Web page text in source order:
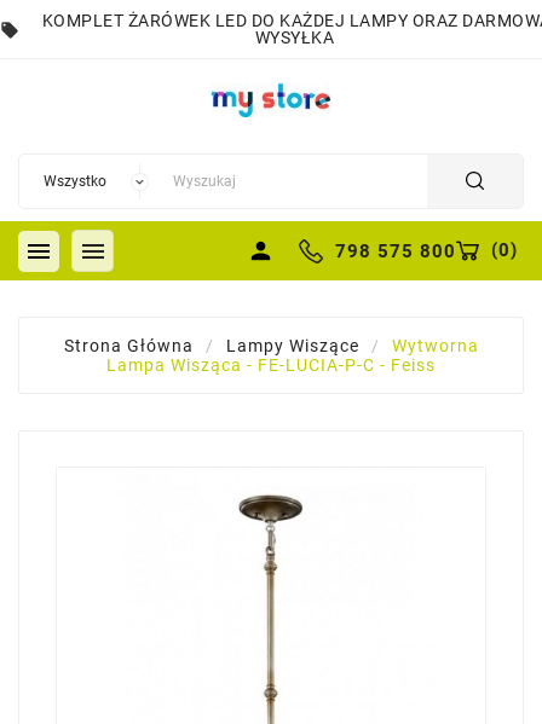
local_offer
KOMPLET ŻARÓWEK LED DO KAŻDEJ LAMPY ORAZ
WYSYŁKA
  person 798 575 800 (0)
Strona Główna Lampy Wiszące
Wytworna
Lampa Wisząca - FE-LUCIA-P-C - Feiss